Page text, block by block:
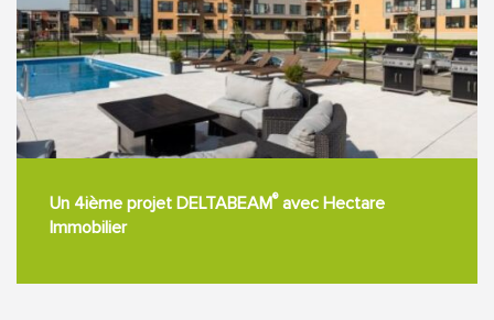
Un 4ième projet DELTABEAM®avec Hectare
Immobilier